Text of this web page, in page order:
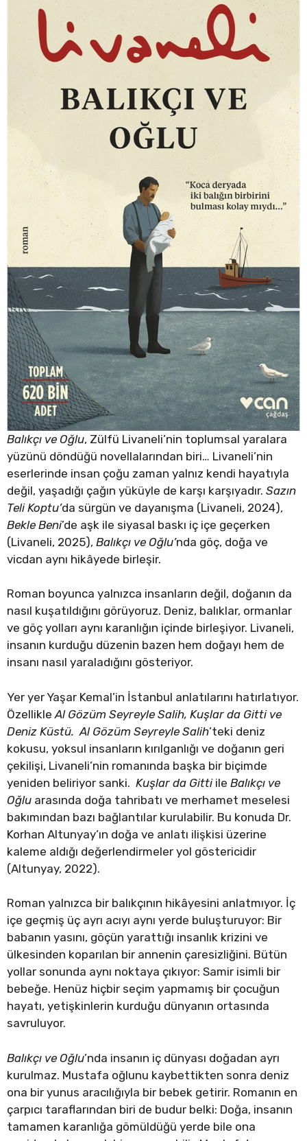
Balıkçı ve Oğlu, Zülfü Livaneli’nin toplumsal yaralara
yüzünü döndüğü novellalarından biri… Livaneli’nin
eserlerinde insan çoğu zaman yalnız kendi hayatıyla
değil, yaşadığı çağın yüküyle de karşı karşıyadır. Sazın
Teli Koptu’da sürgün ve dayanışma (Livaneli, 2024),
Bekle Beni’de aşk ile siyasal baskı iç içe geçerken
(Livaneli, 2025), Balıkçı ve Oğlu’nda göç, doğa ve
vicdan aynı hikâyede birleşir.
Roman boyunca yalnızca insanların değil, doğanın da
nasıl kuşatıldığını görüyoruz. Deniz, balıklar, ormanlar
ve göç yolları aynı karanlığın içinde birleşiyor. Livaneli,
insanın kurduğu düzenin bazen hem doğayı hem de
insanı nasıl yaraladığını gösteriyor.
Yer yer Yaşar Kemal’in İstanbul anlatılarını hatırlatıyor.
Özellikle Al Gözüm Seyreyle Salih, Kuşlar da Gitti ve
Deniz Küstü. Al Gözüm Seyreyle Salih’teki deniz
kokusu, yoksul insanların kırılganlığı ve doğanın geri
çekilişi, Livaneli’nin romanında başka bir biçimde
yeniden beliriyor sanki. Kuşlar da Gittiile Balıkçı ve
Oğlu arasında doğa tahribatı ve merhamet meselesi
bakımından bazı bağlantılar kurulabilir. Bu konuda Dr.
Korhan Altunyay’ın doğa ve anlatı ilişkisi üzerine
kaleme aldığı değerlendirmeler yol göstericidir
(Altunyay, 2022).
Roman yalnızca bir balıkçının hikâyesini anlatmıyor. İç
içe geçmiş üç ayrı acıyı aynı yerde buluşturuyor: Bir
babanın yasını, göçün yarattığı insanlık krizini ve
ülkesinden koparılan bir annenin çaresizliğini. Bütün
yollar sonunda aynı noktaya çıkıyor: Samir isimli bir
bebeğe. Henüz hiçbir seçim yapmamış bir çocuğun
hayatı, yetişkinlerin kurduğu dünyanın ortasında
savruluyor.
Balıkçı ve Oğlu’nda insanın iç dünyası doğadan ayrı
kurulmaz. Mustafa oğlunu kaybettikten sonra deniz
ona bir yunus aracılığıyla bir bebek getirir. Romanın en
çarpıcı taraflarından biri de budur belki: Doğa, insanın
tamamen karanlığa gömüldüğü yerde bile ona